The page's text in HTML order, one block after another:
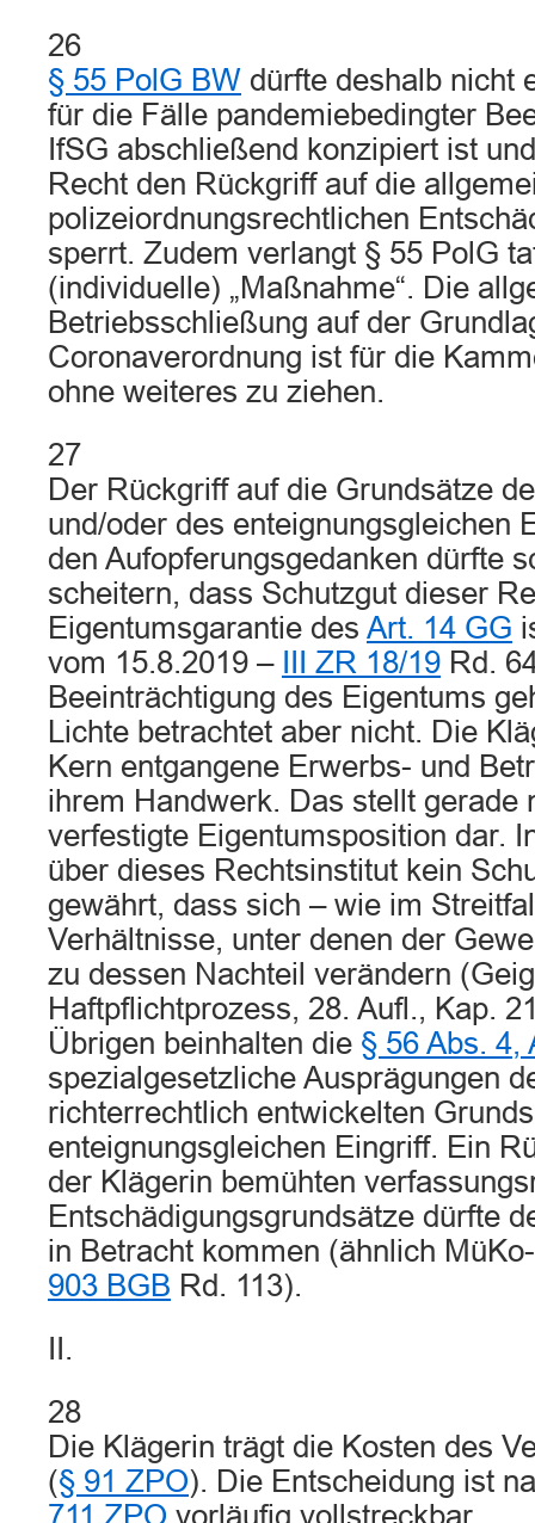
26
§ 55 PolG BW dürfte deshalb nicht
für die Fälle pandemiebedingter
IfSG abschließend konzipiert ist
Recht den Rückgriff auf die
polizeiordnungsrechtlichen
sperrt. Zudem verlangt § 55 PolG
(individuelle) „Maßnahme“. Die
Betriebsschließung auf der
Coronaverordnung ist für die
ohne weiteres zu ziehen.
27
Der Rückgriff auf die Grundsätze
und/oder des enteignungsgleichen
den Aufopferungsgedanken dürfte
scheitern, dass Schutzgut dieser
Eigentumsgarantie des Art. 14 GG
vom 15.8.2019 –
III ZR 18/19 Rd.
Beeinträchtigung des Eigentums
Lichte betrachtet aber nicht. Die
Kern entgangene Erwerbs- und
ihrem Handwerk. Das stellt gerade
verfestigte Eigentumsposition dar.
über dieses Rechtsinstitut kein
gewährt, dass sich – wie im
Verhältnisse, unter denen der
zu dessen Nachteil verändern
Haftpflichtprozess, 28. Aufl., Kap.
Übrigen beinhalten die § 56 Abs. 4,
spezialgesetzliche Ausprägungen
richterrechtlich entwickelten
enteignungsgleichen Eingriff. Ein
der Klägerin bemühten
Entschädigungsgrundsätze dürfte
in Betracht kommen (ähnlich
903 BGB Rd. 113).
II.
28
Die Klägerin trägt die Kosten des
(§ 91 ZPO). Die Entscheidung ist
711 ZPO vorläufig vollstreckbar.